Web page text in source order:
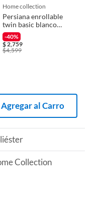
home collection
Persiana enrollable
twin basic blanco
1.55mx2.40m
-40%
$2,759
$4,599
Agregar al Carro
Collection